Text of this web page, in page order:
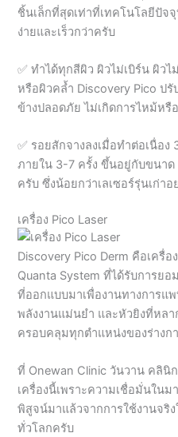
✅ ทำได้ทุกสีผิว ผิวไม่เบิร์น ผิว
หรือผิวคล้ำ Discovery Pico ปรั
✅ รอยสักจางลงเมื่อทำต่อเนื่อ
ภายใน 3-7 ครั้ง ขึ้นอยู่กับขนา
เครื่อง Pico Laser
Quanta System ที่ได้รับการยอ
ที่ออกแบบมาเพื่องานทางการแ
พลังงานแม่นยำ และหัวยิงที่หล
ครอบคลุมทุกตำแหน่งของร่างก
ที่ Onewan Clinic วันวาน คลินิก
เครื่องนี้เพราะความเชื่อมั่นใน
ทั่วโลกครับ
ลบรอยสัก ตำแหน่งได้บ้าง ?